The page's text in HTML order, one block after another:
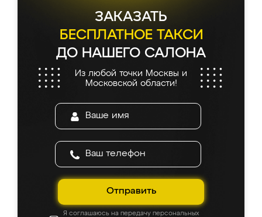
ЗАКАЗАТЬ
БЕСПЛАТНОЕ ТАКСИ
ДО НАШЕГО САЛОНА
Из любой точки Москвы и
Московской области!
Отправить
Я соглашаюсь на передачу персональных